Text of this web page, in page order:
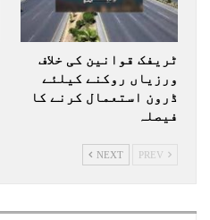
ٹریفک قوانین کی خلاف
ورزیاں روکنے کیلئے
ڈرون استعمال کرنے کا
فیصلہ
NEXT